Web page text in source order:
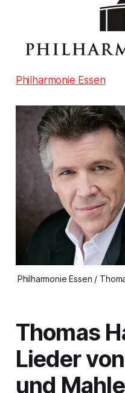
Philharmonie Essen
Philharmonie Essen /
Thomas
Lieder
und